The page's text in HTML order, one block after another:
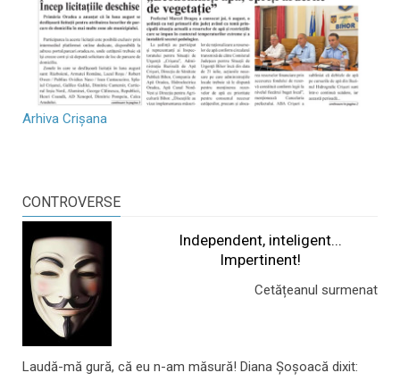
Arhiva Crișana
CONTROVERSE
Independent, inteligent...
Impertinent!
Cetățeanul surmenat
Laudă-mă gură, că eu n-am măsură! Diana Șoșoacă dixit: